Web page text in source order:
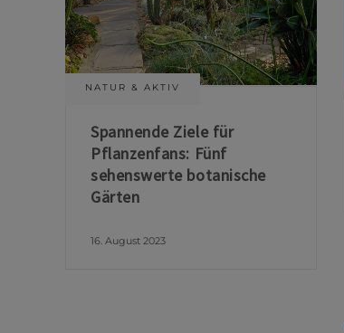
NATUR & AKTIV
Spannende Ziele für
Pflanzenfans: Fünf
sehenswerte botanische
Gärten
16. August 2023